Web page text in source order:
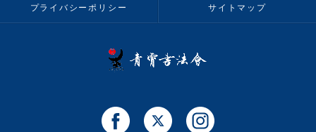
プライバシーポリシー サイトマップ